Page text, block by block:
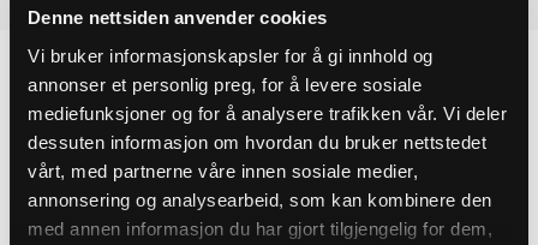
Denne nettsiden anvender cookies
Vi bruker informasjonskapsler for å gi innhold og
annonser et personlig preg, for å levere sosiale
mediefunksjoner og for å analysere trafikken vår. Vi deler
dessuten informasjon om hvordan du bruker nettstedet
vårt, med partnerne våre innen sosiale medier,
annonsering og analysearbeid, som kan kombinere den
med annen informasjon du har gjort tilgjengelig for dem,
Produktegenskaper
Pakningsinformasjon